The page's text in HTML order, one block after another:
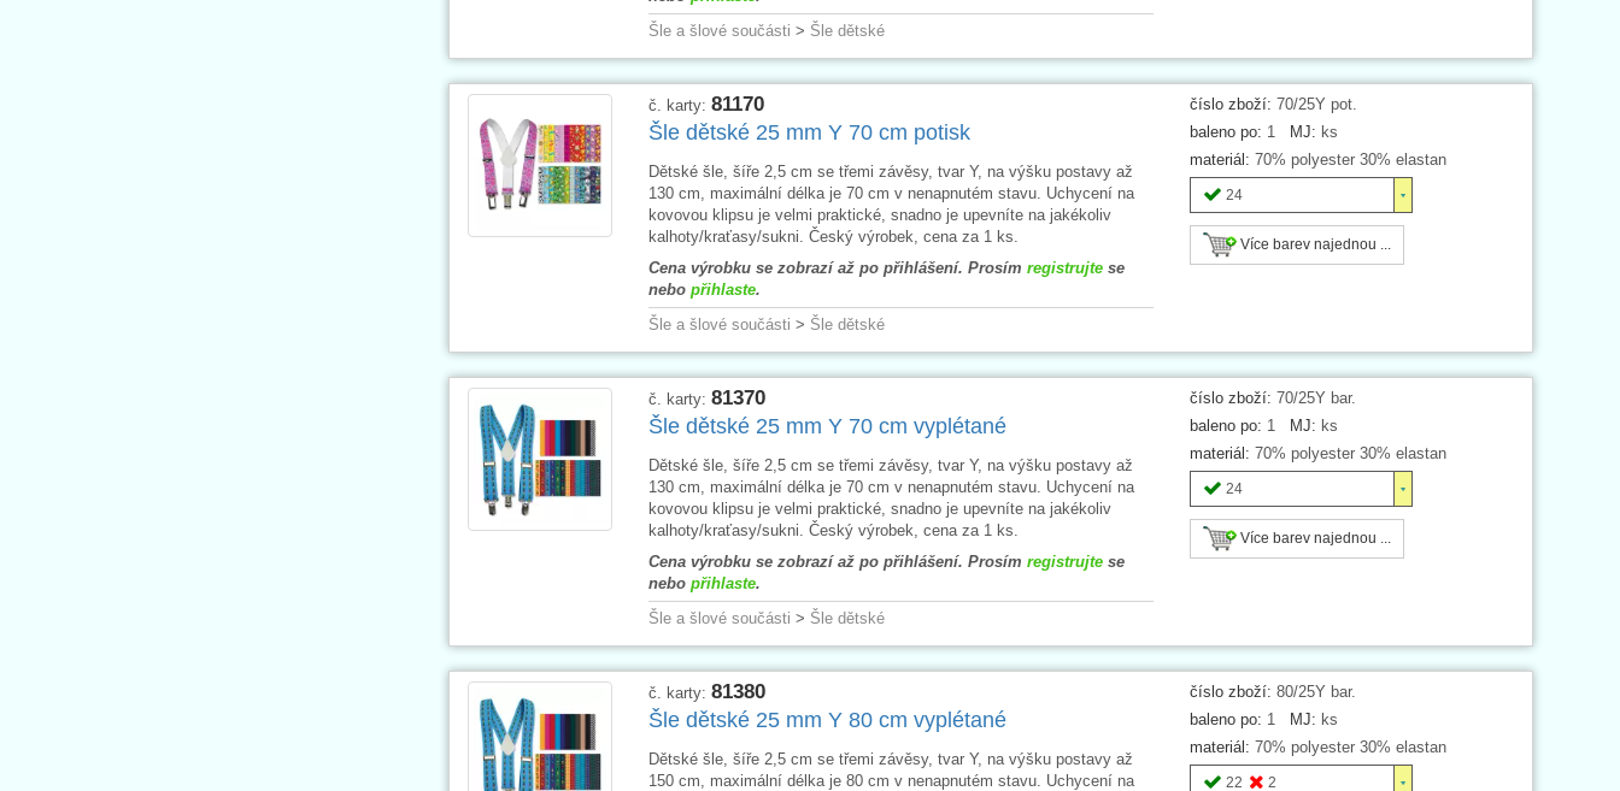
Šle a šlové součásti > Šle dětské
číslo zboží: 70/25Y pot.
baleno po: 1 MJ: ks
materiál: 70% polyester 30% elastan
24
Více barev najednou ...
č. karty: 81170
Šle dětské 25 mm Y 70 cm potisk
Dětské šle, šíře 2,5 cm se třemi závěsy, tvar Y, na výšku postavy až
130 cm, maximální délka je 70 cm v nenapnutém stavu. Uchycení na
kovovou klipsu je velmi praktické, snadno je upevníte na jakékoliv
kalhoty/kraťasy/sukni. Český výrobek, cena za 1 ks.
Cena výrobku se zobrazí až po přihlášení. Prosím registrujtese
nebo přihlaste.
Šle a šlové součásti > Šle dětské
číslo zboží: 70/25Y bar.
baleno po: 1 MJ: ks
materiál: 70% polyester 30% elastan
24
Více barev najednou ...
č. karty: 81370
Šle dětské 25 mm Y 70 cm vyplétané
Dětské šle, šíře 2,5 cm se třemi závěsy, tvar Y, na výšku postavy až
130 cm, maximální délka je 70 cm v nenapnutém stavu. Uchycení na
kovovou klipsu je velmi praktické, snadno je upevníte na jakékoliv
kalhoty/kraťasy/sukni. Český výrobek, cena za 1 ks.
Cena výrobku se zobrazí až po přihlášení. Prosím registrujtese
nebo přihlaste.
Šle a šlové součásti > Šle dětské
číslo zboží: 80/25Y bar.
baleno po: 1 MJ: ks
materiál: 70% polyester 30% elastan
22 2
č. karty: 81380
Šle dětské 25 mm Y 80 cm vyplétané
Dětské šle, šíře 2,5 cm se třemi závěsy, tvar Y, na výšku postavy až
150 cm, maximální délka je 80 cm v nenapnutém stavu. Uchycení na